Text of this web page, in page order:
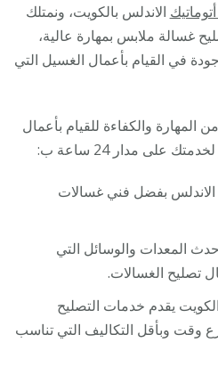
الاندلس بالكويت، ونمتلك
غسالة ملابس بمهارة عالية،
في القيام بأعمال الغسيل التي
المهارة والكفاءة للقيام بأعمال
على مدار 24 ساعة ب:
الاندلس بفضل فني غسالات
المعدات والوسائل التي
تصليح الغسالات.
يقدم خدمات التصليح
وقت وبأقل التكاليف التي تناسب